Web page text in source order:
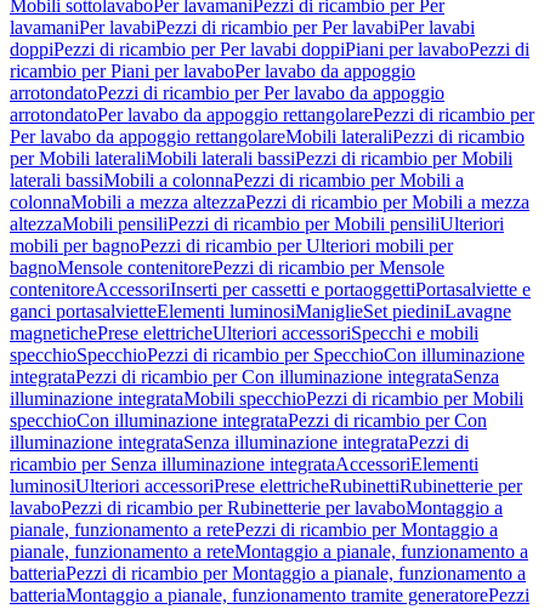
Mobili sottolavaboPer lavamaniPezzi di ricambio per Per
lavamaniPer lavabiPezzi di ricambio per Per lavabiPer lavabi
doppiPezzi di ricambio per Per lavabi doppiPiani per lavaboPezzi di
ricambio per Piani per lavaboPer lavabo da appoggio
arrotondatoPezzi di ricambio per Per lavabo da appoggio
arrotondatoPer lavabo da appoggio rettangolarePezzi di ricambio per
Per lavabo da appoggio rettangolareMobili lateraliPezzi di ricambio
per Mobili lateraliMobili laterali bassiPezzi di ricambio per Mobili
laterali bassiMobili a colonnaPezzi di ricambio per Mobili a
colonnaMobili a mezza altezzaPezzi di ricambio per Mobili a mezza
altezzaMobili pensiliPezzi di ricambio per Mobili pensiliUlteriori
mobili per bagnoPezzi di ricambio per Ulteriori mobili per
bagnoMensole contenitorePezzi di ricambio per Mensole
contenitoreAccessoriInserti per cassetti e portaoggettiPortasalviette e
ganci portasalvietteElementi luminosiManiglieSet piediniLavagne
magnetichePrese elettricheUlteriori accessoriSpecchi e mobili
specchioSpecchioPezzi di ricambio per SpecchioCon illuminazione
integrataPezzi di ricambio per Con illuminazione integrataSenza
illuminazione integrataMobili specchioPezzi di ricambio per Mobili
specchioCon illuminazione integrataPezzi di ricambio per Con
illuminazione integrataSenza illuminazione integrataPezzi di
ricambio per Senza illuminazione integrataAccessoriElementi
luminosiUlteriori accessoriPrese elettricheRubinettiRubinetterie per
lavaboPezzi di ricambio per Rubinetterie per lavaboMontaggio a
pianale, funzionamento a retePezzi di ricambio per Montaggio a
pianale, funzionamento a reteMontaggio a pianale, funzionamento a
batteriaPezzi di ricambio per Montaggio a pianale, funzionamento a
batteriaMontaggio a pianale, funzionamento tramite generatorePezzi